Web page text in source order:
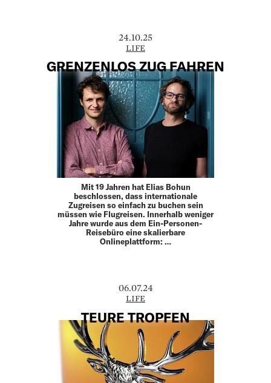
24.10.25
LIFE
GRENZENLOS ZUG FAHREN
Mit 19 Jahren hat Elias Bohun
beschlossen, dass internationale
Zugreisen so einfach zu buchen sein
müssen wie Flugreisen. Innerhalb weniger
Jahre wurde aus dem Ein-Personen-
Reisebüro eine skalierbare
Onlineplattform: …
06.07.24
LIFE
TEURE TROPFEN